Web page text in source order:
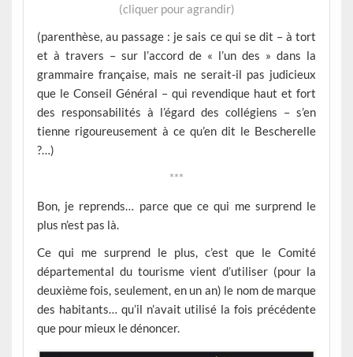
(cliquer pour agrandir)
(parenthèse, au passage : je sais ce qui se dit – à tort
et à travers – sur l’accord de « l’un des » dans la
grammaire française, mais ne serait-il pas judicieux
que le Conseil Général – qui revendique haut et fort
des responsabilités à l’égard des collégiens – s’en
tienne rigoureusement à ce qu’en dit le Bescherelle
?…)
***
Bon, je reprends… parce que ce qui me surprend le
plus n’est pas là.
Ce qui me surprend le plus, c’est que le Comité
départemental du tourisme vient d’utiliser (pour la
deuxième fois, seulement, en un an) le nom de marque
des habitants… qu’il n’avait utilisé la fois précédente
que pour mieux le dénoncer.